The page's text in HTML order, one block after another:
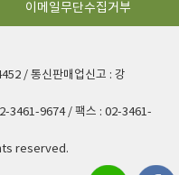
이메일무단수집거부
/ 통신판매업신고 : 강
3461-9674 / 팩스 : 02-3461-
reserved.